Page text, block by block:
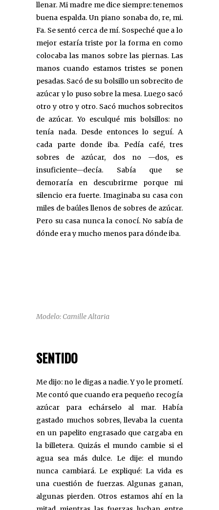
llenar. Mi madre me dice siempre: tenemos
buena espalda. Un piano sonaba do, re, mi.
Fa. Se sentó cerca de mí. Sospeché que a lo
mejor estaría triste por la forma en como
colocaba las manos sobre las piernas. Las
manos cuando estamos tristes se ponen
pesadas. Sacó de su bolsillo un sobrecito de
azúcar y lo puso sobre la mesa. Luego sacó
otro y otro y otro. Sacó muchos sobrecitos
de azúcar. Yo esculqué mis bolsillos: no
tenía nada. Desde entonces lo seguí. A
cada parte donde iba. Pedía café, tres
sobres de azúcar, dos no —dos, es
insuficiente—decía. Sabía que se
demoraría en descubrirme porque mi
silencio era fuerte. Imaginaba su casa con
miles de baúles llenos de sobres de azúcar.
Pero su casa nunca la conocí. No sabía de
dónde era y mucho menos para dónde iba.
Modelo: Camille Altaria
SENTIDO
Me dijo: no le digas a nadie. Y yo le prometí.
Me contó que cuando era pequeño recogía
azúcar para echárselo al mar. Había
gastado muchos sobres, llevaba la cuenta
en un papelito engrasado que cargaba en
la billetera. Quizás el mundo cambie si el
agua sea más dulce. Le dije: el mundo
nunca cambiará. Le expliqué: La vida es
una cuestión de fuerzas. Algunas ganan,
algunas pierden. Otros estamos ahí en la